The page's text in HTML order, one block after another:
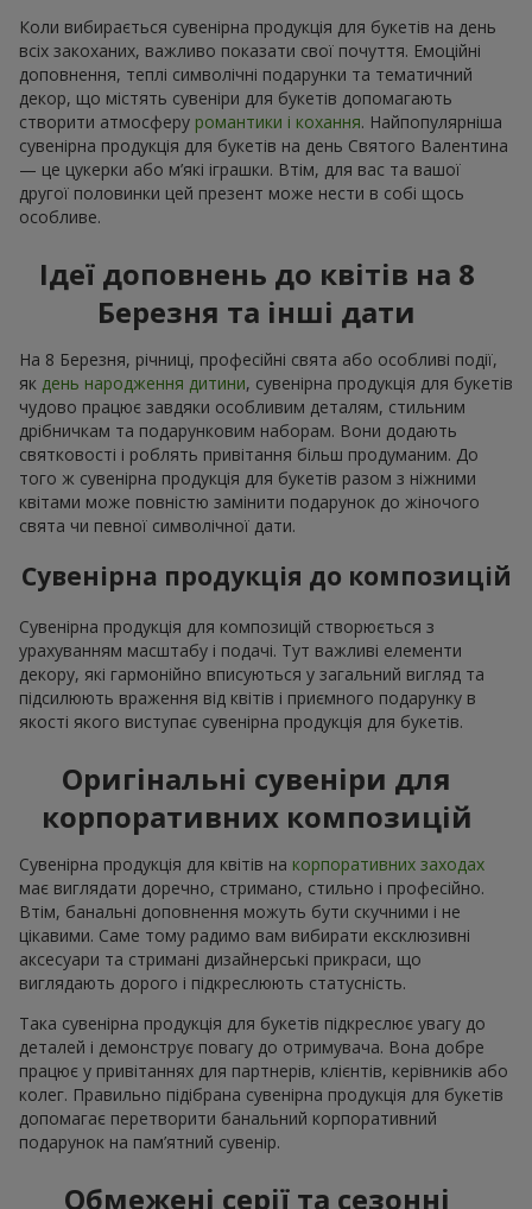
Коли вибирається сувенірна продукція для букетів на день
всіх закоханих, важливо показати свої почуття. Емоційні
доповнення, теплі символічні подарунки та тематичний
декор, що містять сувеніри для букетів допомагають
створити атмосферу романтики і кохання. Найпопулярніша
сувенірна продукція для букетів на день Святого Валентина
— це цукерки або м’які іграшки. Втім, для вас та вашої
другої половинки цей презент може нести в собі щось
особливе.
Ідеї доповнень до квітів на 8
Березня та інші дати
На 8 Березня, річниці, професійні свята або особливі події,
як день народження дитини, сувенірна продукція для букетів
чудово працює завдяки особливим деталям, стильним
дрібничкам та подарунковим наборам. Вони додають
святковості і роблять привітання більш продуманим. До
того ж сувенірна продукція для букетів разом з ніжними
квітами може повністю замінити подарунок до жіночого
свята чи певної символічної дати.
Сувенірна продукція до композицій
Сувенірна продукція для композицій створюється з
урахуванням масштабу і подачі. Тут важливі елементи
декору, які гармонійно вписуються у загальний вигляд та
підсилюють враження від квітів і приємного подарунку в
якості якого виступає сувенірна продукція для букетів.
Оригінальні сувеніри для
корпоративних композицій
Сувенірна продукція для квітів на корпоративних заходах
має виглядати доречно, стримано, стильно і професійно.
Втім, банальні доповнення можуть бути скучними і не
цікавими. Саме тому радимо вам вибирати ексклюзивні
аксесуари та стримані дизайнерські прикраси, що
виглядають дорого і підкреслюють статусність.
Така сувенірна продукція для букетів підкреслює увагу до
деталей і демонструє повагу до отримувача. Вона добре
працює у привітаннях для партнерів, клієнтів, керівників або
колег. Правильно підібрана сувенірна продукція для букетів
допомагає перетворити банальний корпоративний
подарунок на пам’ятний сувенір.
Обмежені серії та сезонні